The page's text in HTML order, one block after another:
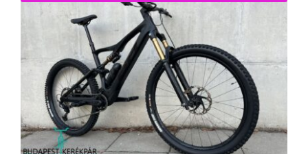
BH I LYNX TRAIL CARBON PRO 8.8 –
19,6 kg 29” A light E-MTB szörnyeteg!